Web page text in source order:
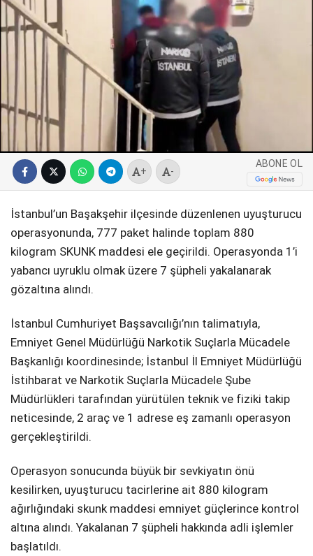
WhatsApp İhbar
Hattı
Youtube
DÜNYA
METEOROLOJI
SERVISLER
+ -
ABONE OL
İstanbul’un Başakşehir ilçesinde düzenlenen uyuşturucu
operasyonunda, 777 paket halinde toplam 880
kilogram SKUNK maddesi ele geçirildi. Operasyonda 1’i
yabancı uyruklu olmak üzere 7 şüpheli yakalanarak
gözaltına alındı.
İstanbul Cumhuriyet Başsavcılığı’nın talimatıyla,
Emniyet Genel Müdürlüğü Narkotik Suçlarla Mücadele
Başkanlığı koordinesinde; İstanbul İl Emniyet Müdürlüğü
İstihbarat ve Narkotik Suçlarla Mücadele Şube
Müdürlükleri tarafından yürütülen teknik ve fiziki takip
neticesinde, 2 araç ve 1 adrese eş zamanlı operasyon
gerçekleştirildi.
Operasyon sonucunda büyük bir sevkiyatın önü
kesilirken, uyuşturucu tacirlerine ait 880 kilogram
ağırlığındaki skunk maddesi emniyet güçlerince kontrol
altına alındı. Yakalanan 7 şüpheli hakkında adli işlemler
başlatıldı.